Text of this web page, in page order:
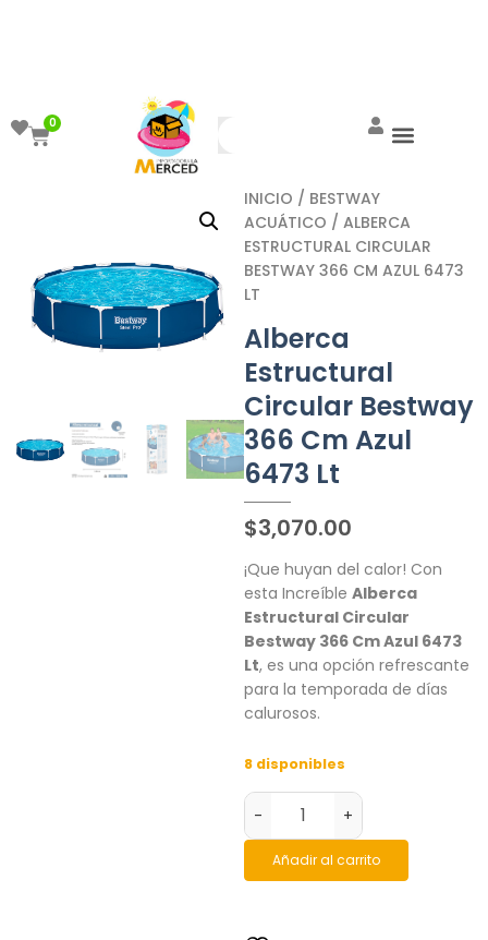
0
INICIO / BESTWAY
ACUÁTICO / ALBERCA
ESTRUCTURAL CIRCULAR
BESTWAY 366 CM AZUL 6473
LT
Alberca
Estructural
Circular Bestway
366 Cm Azul
6473 Lt
$3,070.00
¡Que huyan del calor! Con
esta Increíble Alberca
Estructural Circular
Bestway 366 Cm Azul 6473
Lt, es una opción refrescante
para la temporada de días
calurosos.
8 disponibles
- +
Añadir al carrito